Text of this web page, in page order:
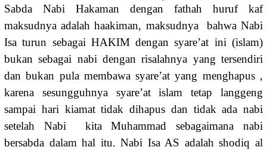
Sabda Nabi Hakaman dengan fathah huruf kaf
maksudnya adalah haakiman, maksudnya bahwa Nabi
Isa turun sebagai HAKIM dengan syare’at ini (islam)
bukan sebagai nabi dengan risalahnya yang tersendiri
dan bukan pula membawa syare’at yang menghapus ,
karena sesungguhnya syare’at islam tetap langgeng
sampai hari kiamat tidak dihapus dan tidak ada nabi
setelah Nabi kita Muhammad sebagaimana nabi
bersabda dalam hal itu. Nabi Isa AS adalah shodiq al